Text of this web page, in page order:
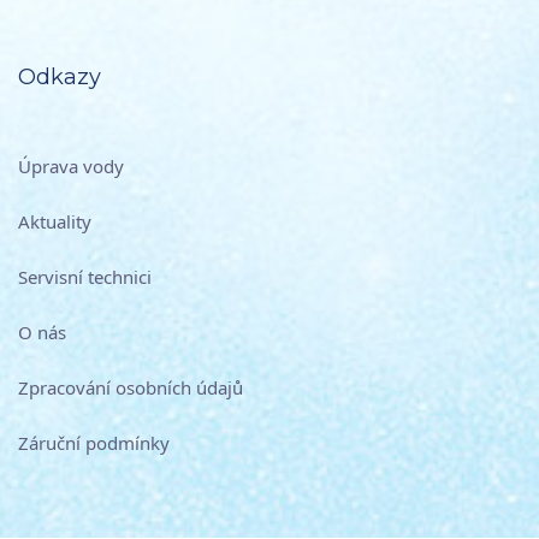
Odkazy
Úprava vody
Aktuality
Servisní technici
O nás
Zpracování osobních údajů
Záruční podmínky